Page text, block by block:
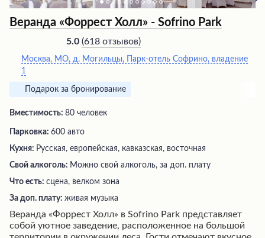
Веранда «Форрест Холл» - Sofrino Park
5.0 (618 отзывов)
Москва, МО, д. Могильцы, Парк-отель Софрино, владение
1
Подарок за бронирование
Вместимость: 80 человек
Парковка: 600 авто
Кухня: Русская, европейская, кавказская, восточная
Свой алкоголь: Можно свой алкоголь, за доп. плату
Что есть: сцена, велком зона
За доп. плату: живая музыка
Веранда «Форрест Холл» в Sofrino Park представляет
собой уютное заведение, расположенное на большой